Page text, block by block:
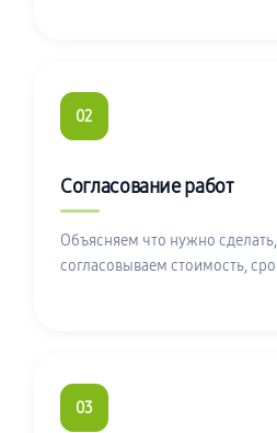
02
Согласование работ
Объясняем что нужно
согласовываем стоимость,
03